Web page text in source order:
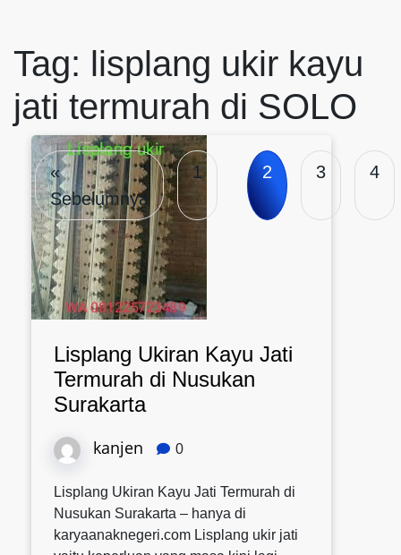
Tag: lisplang ukir kayu
jati termurah di SOLO
Lisplang Ukiran Kayu Jati
Termurah di Nusukan
Surakarta
kanjen 0
Lisplang Ukiran Kayu Jati Termurah di
Nusukan Surakarta – hanya di
karyaanaknegeri.com Lisplang ukir jati
«
Sebelumnya
1 2 3 4